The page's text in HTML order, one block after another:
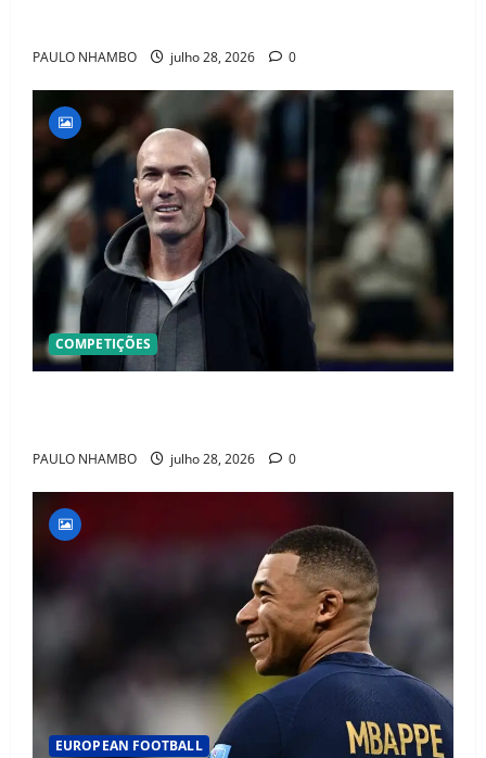
PAULO NHAMBO julho 28, 2026 0
COMPETIÇÕES
PAULO NHAMBO julho 28, 2026 0
EUROPEAN FOOTBALL